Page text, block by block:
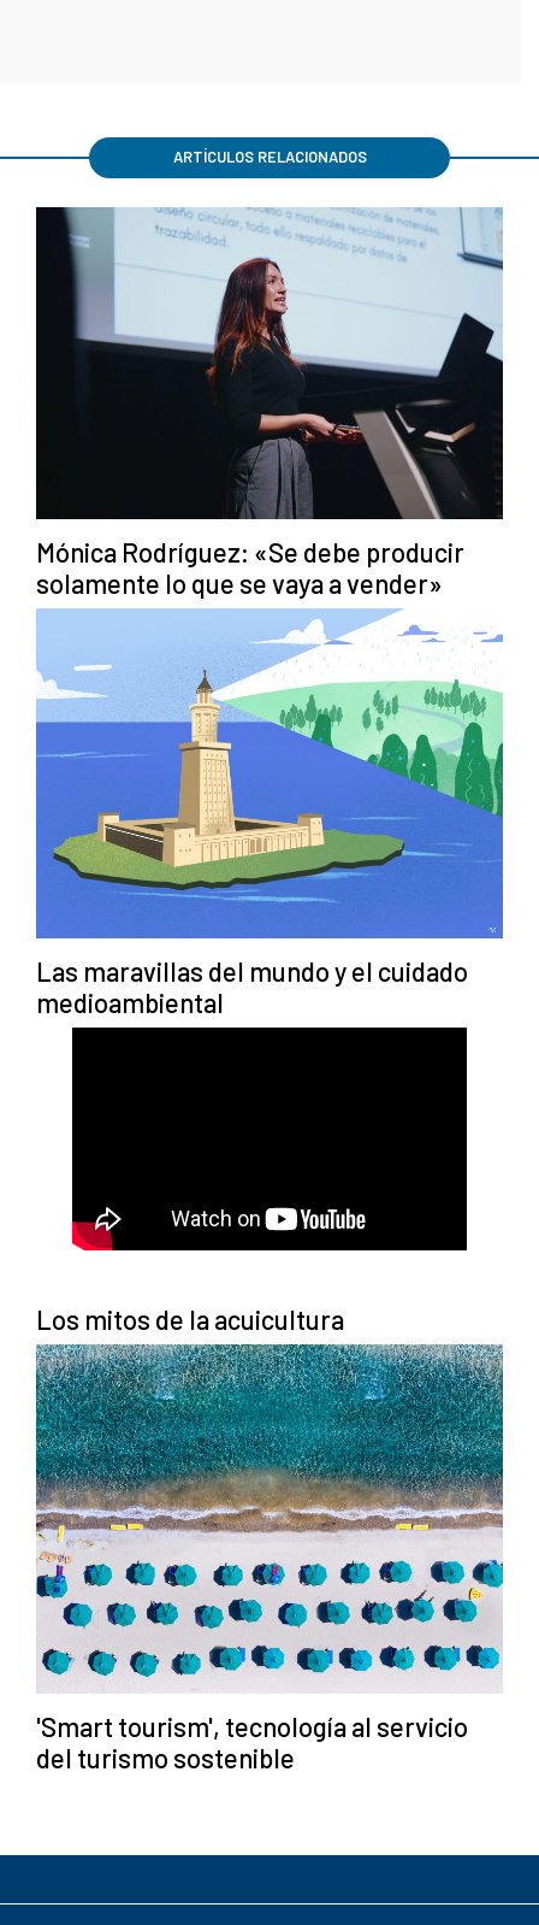
ARTÍCULOS RELACIONADOS
Mónica Rodríguez: «Se debe producir
solamente lo que se vaya a vender»
Las maravillas del mundo y el cuidado
medioambiental
Los mitos de la acuicultura
'Smart tourism', tecnología al servicio
del turismo sostenible